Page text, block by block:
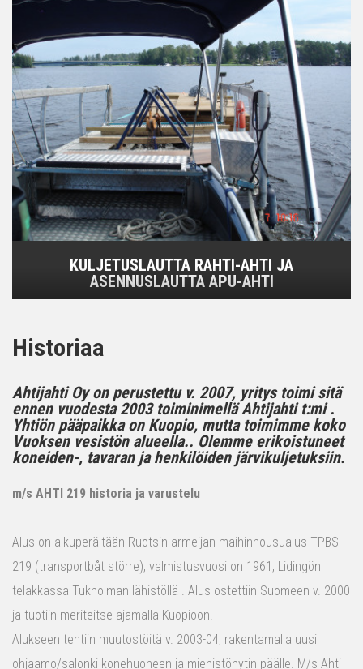
KULJETUSLAUTTA RAHTI-AHTI JA
ASENNUSLAUTTA APU-AHTI
Historiaa
Ahtijahti Oy on perustettu v. 2007, yritys toimi sitä
ennen vuodesta 2003 toiminimellä Ahtijahti t:mi .
Yhtiön pääpaikka on Kuopio, mutta toimimme koko
Vuoksen vesistön alueella.. Olemme erikoistuneet
koneiden-, tavaran ja henkilöiden järvikuljetuksiin.
m/s AHTI 219 historia ja varustelu
Alus on alkuperältään Ruotsin armeijan maihinnousualus TPBS
219 (transportbåt större), valmistusvuosi on 1961, Lidingön
telakkassa Tukholman lähistöllä . Alus ostettiin Suomeen v. 2000
ja tuotiin meriteitse ajamalla Kuopioon.
Alukseen tehtiin muutostöitä v. 2003-04, rakentamalla uusi
ohjaamo/salonki konehuoneen ja miehistöhytin päälle. M/s Ahti